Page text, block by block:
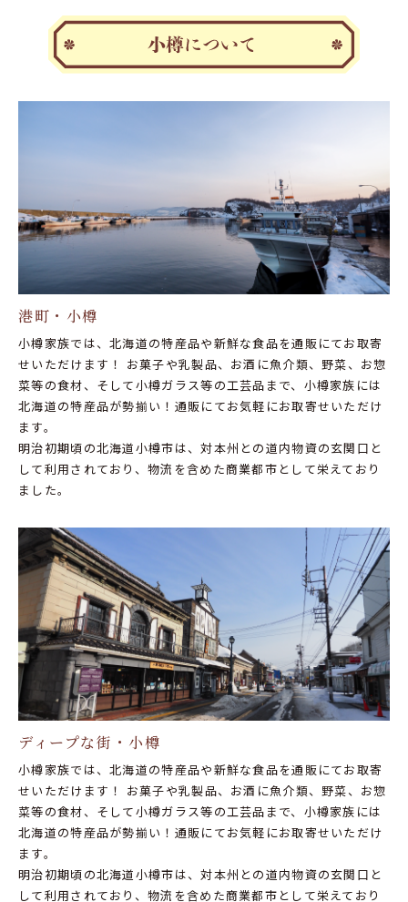
港町・小樽
小樽家族では、北海道の特産品や新鮮な食品を通販にてお取寄
せいただけます！ お菓子や乳製品、お酒に魚介類、野菜、お惣
菜等の食材、そして小樽ガラス等の工芸品まで、小樽家族には
北海道の特産品が勢揃い！通販にてお気軽にお取寄せいただけ
ます。
明治初期頃の北海道小樽市は、対本州との道内物資の玄関口と
して利用されており、物流を含めた商業都市として栄えており
ました。
ディープな街・小樽
小樽家族では、北海道の特産品や新鮮な食品を通販にてお取寄
せいただけます！ お菓子や乳製品、お酒に魚介類、野菜、お惣
菜等の食材、そして小樽ガラス等の工芸品まで、小樽家族には
北海道の特産品が勢揃い！通販にてお気軽にお取寄せいただけ
ます。
明治初期頃の北海道小樽市は、対本州との道内物資の玄関口と
して利用されており、物流を含めた商業都市として栄えており